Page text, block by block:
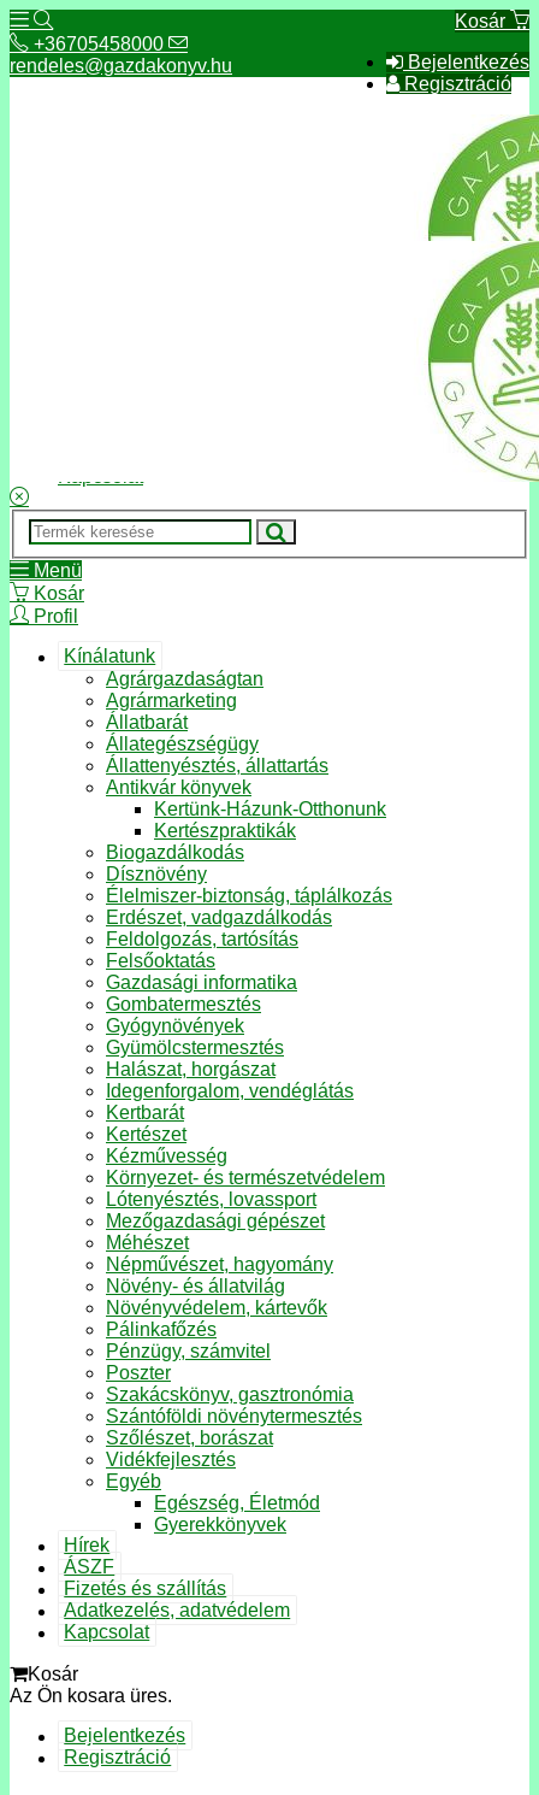
Kosár
Bejelentkezés
Regisztráció
+36705458000
rendeles@gazdakonyv.hu
Menü
Kosár
Profil
Kínálatunk
Agrárgazdaságtan
Agrármarketing
Állatbarát
Állategészségügy
Állattenyésztés, állattartás
Antikvár könyvek
Kertünk-Házunk-Otthonunk
Kertészpraktikák
Biogazdálkodás
Dísznövény
Élelmiszer-biztonság, táplálkozás
Erdészet, vadgazdálkodás
Feldolgozás, tartósítás
Felsőoktatás
Gazdasági informatika
Gombatermesztés
Gyógynövények
Gyümölcstermesztés
Halászat, horgászat
Idegenforgalom, vendéglátás
Kertbarát
Kertészet
Kézművesség
Környezet- és természetvédelem
Lótenyésztés, lovassport
Mezőgazdasági gépészet
Méhészet
Népművészet, hagyomány
Növény- és állatvilág
Növényvédelem, kártevők
Pálinkafőzés
Pénzügy, számvitel
Poszter
Szakácskönyv, gasztronómia
Szántóföldi növénytermesztés
Szőlészet, borászat
Vidékfejlesztés
Egyéb
Egészség, Életmód
Gyerekkönyvek
Hírek
ÁSZF
Fizetés és szállítás
Adatkezelés, adatvédelem
Kapcsolat
Kosár
Az Ön kosara üres.
Bejelentkezés
Regisztráció